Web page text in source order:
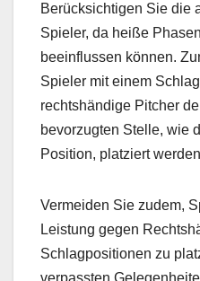
Berücksichtigen Sie die
Spieler, da heiße
beeinflussen können.
Spieler mit einem
rechtshändige Pitcher
bevorzugten Stelle, wie
Position, platziert
Vermeiden Sie zudem,
Leistung gegen
Schlagpositionen zu